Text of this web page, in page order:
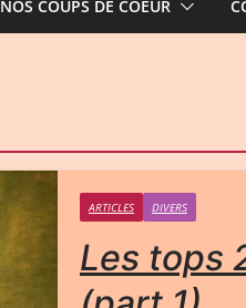
NOS COUPS DE COEUR
ARTICLES DIVERS
Les tops